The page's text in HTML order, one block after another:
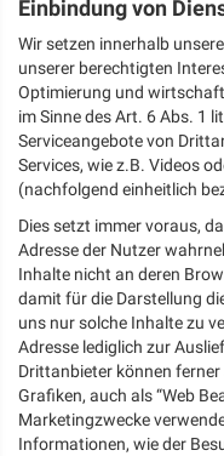
Einbindung von
Wir setzen innerhalb
unserer berechtigten
Optimierung und
im Sinne des Art. 6 Abs. 1
Serviceangebote von
Services, wie z.B. Videos
(nachfolgend einheitlich
Dies setzt immer voraus,
Adresse der Nutzer
Inhalte nicht an deren
damit für die Darstellung
uns nur solche Inhalte zu
Adresse lediglich zur
Drittanbieter können
Grafiken, auch als “Web
Marketingzwecke
Informationen, wie der